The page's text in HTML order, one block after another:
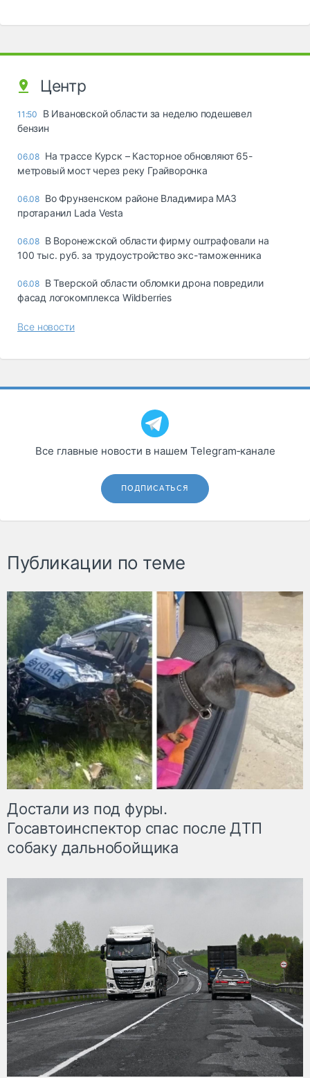
Центр
11:50
В Ивановской области за неделю подешевел
бензин
06.08 На трассе Курск – Касторное обновляют 65-
метровый мост через реку Грайворонка
06.08 Во Фрунзенском районе Владимира МАЗ
протаранил Lada Vesta
06.08 В Воронежской области фирму оштрафовали на
100 тыс. руб. за трудоустройство экс-таможенника
06.08 В Тверской области обломки дрона повредили
фасад логокомплекса Wildberries
Все новости
Все главные новости в нашем Telegram‑канале
ПОДПИСАТЬСЯ
Публикации по теме
Достали из под фуры.
Госавтоинспектор спас после ДТП
собаку дальнобойщика